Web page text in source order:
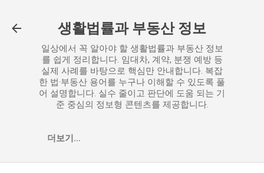
생활법률과 부동산 정보
일상에서 꼭 알아야 할 생활법률과 부동산 정보
를 쉽게 정리합니다. 임대차, 계약, 분쟁 예방 등
실제 사례를 바탕으로 핵심만 안내합니다. 복잡
한 법·부동산 용어를 누구나 이해할 수 있도록 풀
어 설명합니다. 실수 줄이고 판단에 도움 되는 기
준 중심의 정보형 콘텐츠를 제공합니다.
더보기…